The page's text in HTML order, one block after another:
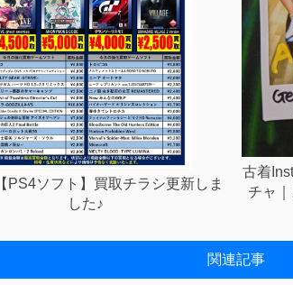
【PS4ソフト】買取チラシ更新しま
した♪
古着
チャ｜
関連記事